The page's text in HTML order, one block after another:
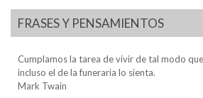
FRASES Y PENSAMIENTOS
Cumplamos la tarea de vivir de tal modo
incluso el de la funeraria lo sienta.
Mark Twain